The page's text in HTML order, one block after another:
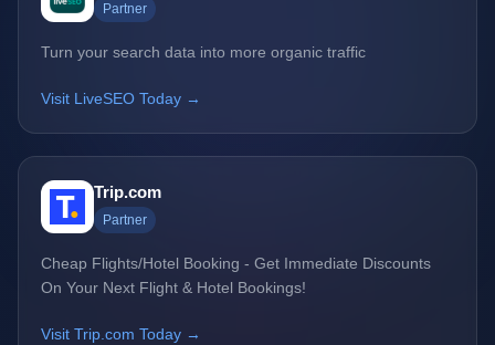
Partner
Turn your search data into more organic traffic
Visit LiveSEO Today →
Trip.com
Partner
Cheap Flights/Hotel Booking - Get Immediate Discounts
On Your Next Flight & Hotel Bookings!
Visit Trip.com Today →